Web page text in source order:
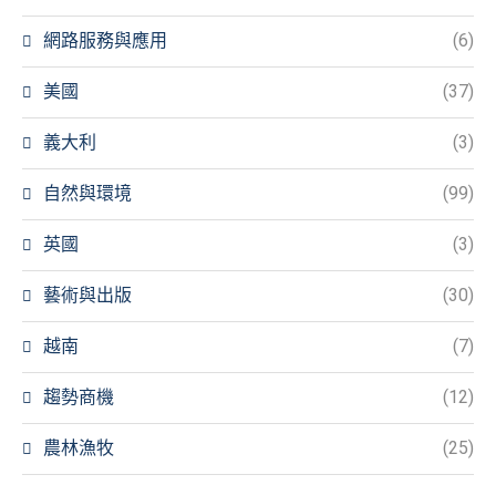
網路服務與應用 (6)
美國 (37)
義大利 (3)
自然與環境 (99)
英國 (3)
藝術與出版 (30)
越南 (7)
趨勢商機 (12)
農林漁牧 (25)